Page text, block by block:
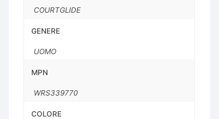
COURTGLIDE
GENERE
UOMO
MPN
WRS339770
COLORE